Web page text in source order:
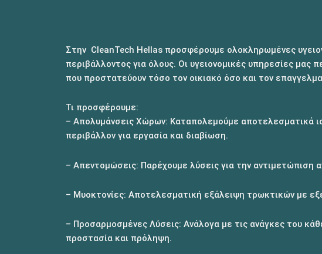
Στην CleanTech Hellas προσφέρουμε ολοκληρωμένες
περιβάλλοντος για όλους. Οι υγειονομικές υπηρεσίες μας
που προστατεύουν τόσο τον οικιακό όσο και τον
Τι προσφέρουμε:
– Απολυμάνσεις Χώρων: Καταπολεμούμε αποτελεσματικά
περιβάλλον για εργασία και διαβίωση.
– Απεντομώσεις: Παρέχουμε λύσεις για την
– Μυοκτονίες: Αποτελεσματική εξάλειψη τρωκτικών με
– Προσαρμοσμένες Λύσεις: Ανάλογα με τις ανάγκες του
προστασία και πρόληψη.